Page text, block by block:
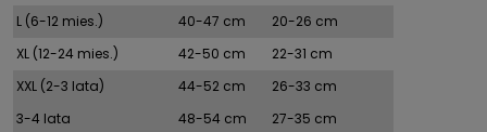
L (6-12 mies.)
40-47 cm
20-26 cm
XL (12-24 mies.)
42-50 cm
22-31 cm
XXL (2-3 lata)
44-52 cm
26-33 cm
3-4 lata
48-54 cm 27-35 cm